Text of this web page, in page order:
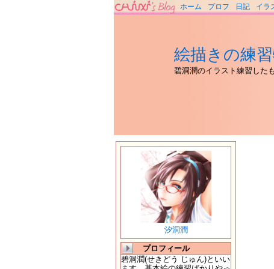
ホーム プロフ 日記 イラ
絵描きの練
碧洞潤のイラスト練習した
汐洞潤
プロフィール
碧洞潤(せきどう じゅん)といい